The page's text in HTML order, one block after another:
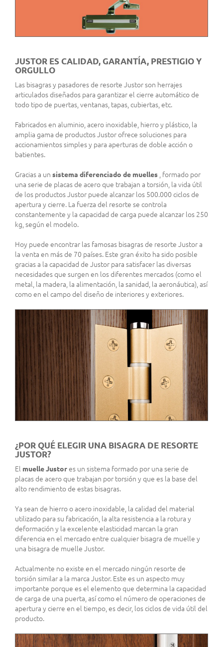
JUSTOR ES CALIDAD, GARANTÍA, PRESTIGIO Y
ORGULLO
Las bisagras y pasadores de resorte Justor son herrajes
articulados diseñados para garantizar el cierre automático de
todo tipo de puertas, ventanas, tapas, cubiertas, etc.
Fabricados en aluminio, acero inoxidable, hierro y plástico, la
amplia gama de productos Justor ofrece soluciones para
accionamientos simples y para aperturas de doble acción o
batientes.
Gracias a un sistema diferenciado de muelles , formado por
una serie de placas de acero que trabajan a torsión, la vida útil
de los productos Justor puede alcanzar los 500.000 ciclos de
apertura y cierre. La fuerza del resorte se controla
constantemente y la capacidad de carga puede alcanzar los 250
kg, según el modelo.
Hoy puede encontrar las famosas bisagras de resorte Justor a
la venta en más de 70 países. Este gran éxito ha sido posible
gracias a la capacidad de Justor para satisfacer las diversas
necesidades que surgen en los diferentes mercados (como el
metal, la madera, la alimentación, la sanidad, la aeronáutica), así
como en el campo del diseño de interiores y exteriores.
¿POR QUÉ ELEGIR UNA BISAGRA DE RESORTE
JUSTOR?
El muelle Justores un sistema formado por una serie de
placas de acero que trabajan por torsión y que es la base del
alto rendimiento de estas bisagras.
Ya sean de hierro o acero inoxidable, la calidad del material
utilizado para su fabricación, la alta resistencia a la rotura y
deformación y la excelente elasticidad marcan la gran
diferencia en el mercado entre cualquier bisagra de muelle y
una bisagra de muelle Justor.
Actualmente no existe en el mercado ningún resorte de
torsión similar a la marca Justor. Este es un aspecto muy
importante porque es el elemento que determina la capacidad
de carga de una puerta, así como el número de operaciones de
apertura y cierre en el tiempo, es decir, los ciclos de vida útil del
producto.